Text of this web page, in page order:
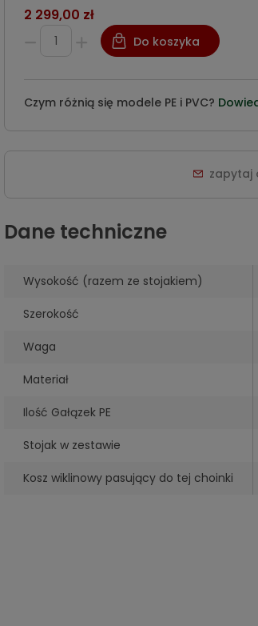
2 299,00 zł
Do koszyka
Czym różnią się modele PE i PVC?
zapytaj
Dane techniczne
Wysokość (razem ze stojakiem)
Szerokość
Waga
Materiał
Ilość Gałązek PE
Stojak w zestawie
Kosz wiklinowy pasujący do tej choinki